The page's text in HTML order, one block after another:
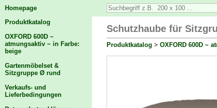
Homepage
Produktkatalog
OXFORD 600D ~
atmungsaktiv ~ in Farbe:
beige
Gartenmöbelset &
Sitzgruppe Ø rund
Verkaufs- und
Lieferbedingungen
Schutzhaube für
Produktkatalog > OXFORD 600D ~